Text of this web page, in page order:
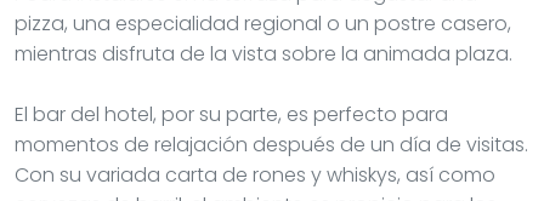
pizza, una especialidad regional o un postre casero,
mientras disfruta de la vista sobre la animada plaza.
El bar del hotel, por su parte, es perfecto para
momentos de relajación después de un día de visitas.
Con su variada carta de rones y whiskys, así como